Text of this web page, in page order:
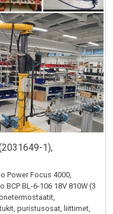
1),
Power Focus 4000,
BL-6-106 18V 810W (3
puristusosat, liittimet,